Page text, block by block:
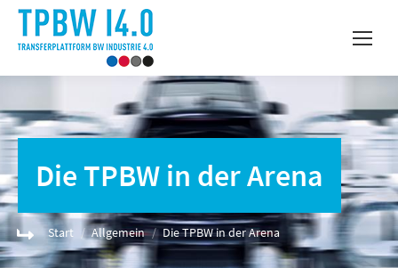
Die TPBW in der Arena
Sie befinden sich hier:
Start Allgemein Die TPBW in der Arena